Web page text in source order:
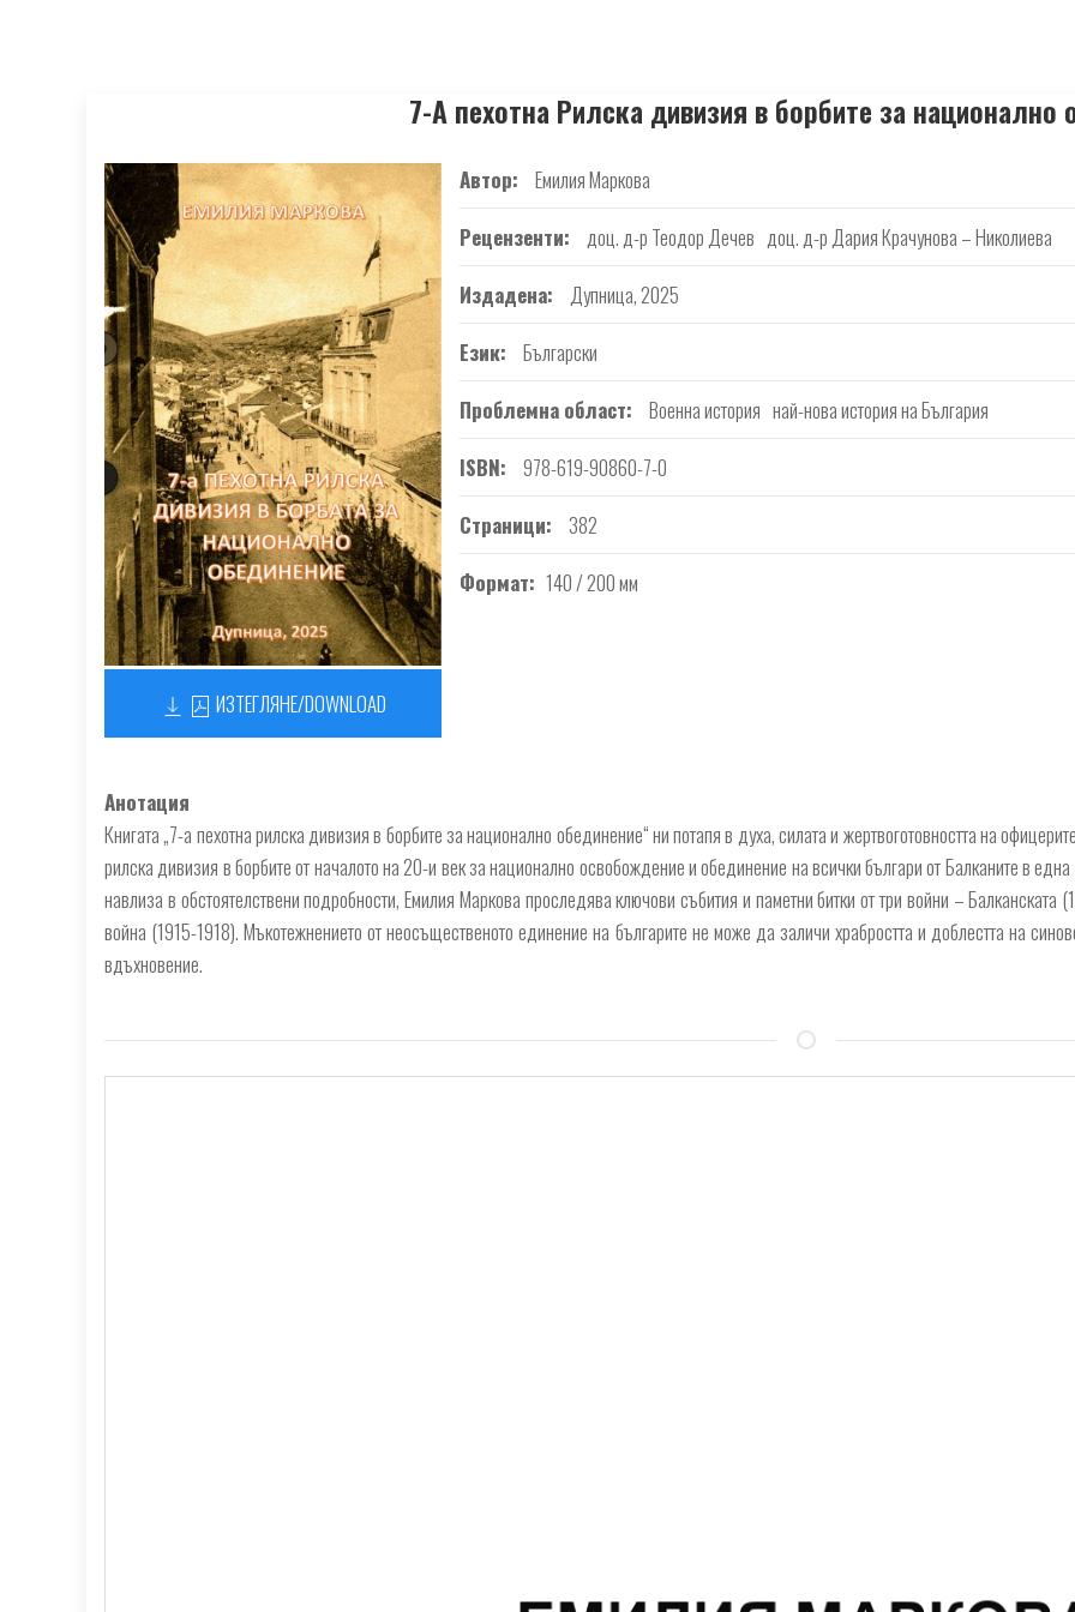
7-А пехотна Рилска дивизия в борбите за национално
ИЗТЕГЛЯНЕ/DOWNLOAD
Автор
Емилия Маркова
Рецензенти
доц. д-р Теодор Дечев доц. д-р Дария Крачунова – Николиева
Издадена
Дупница, 2025
Език
Български
Проблемна област
Военна история най-нова история на България
ISBN
978-619-90860-7-0
Страници
382
Формат 140 / 200 мм
Анотация
Книгата „7-а пехотна рилска дивизия в борбите за национално обединение“ ни потапя в духа, силата и жертвоготовността на
рилска дивизия в борбите от началото на 20-и век за национално освобождение и обединение на всички българи от Балканите в
навлиза в обстоятелствени подробности, Емилия Маркова проследява ключови събития и паметни битки от три войни –
война (1915-1918). Мъкотежнението от неосъщественото единение на българите не може да заличи храбростта и доблестта на
вдъхновение.